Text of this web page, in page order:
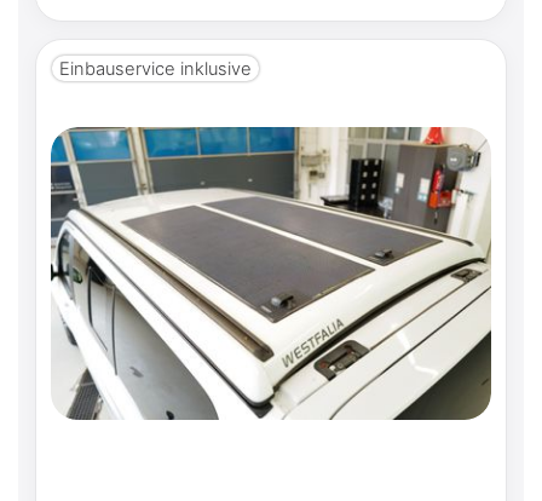
Einbauservice inklusive